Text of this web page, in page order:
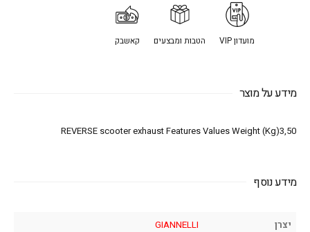
מועדון VIP הטבות ומבצעים קאשבק
מידע על מוצר
REVERSE scooter exhaust Features Values Weight (Kg)3,50
מידע נוסף
יצרן
GIANNELLI